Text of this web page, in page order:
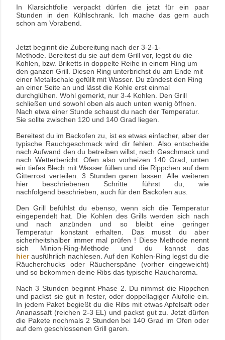
In Klarsichtfolie verpackt dürfen die jetzt für ein paar
Stunden in den Kühlschrank. Ich mache das gern auch
schon am Vorabend.
Jetzt beginnt die Zubereitung nach der 3-2-1-
Methode. Bereitest du sie auf dem Grill vor, legst du die
Kohlen, bzw. Briketts in doppelte Reihe in einem Ring um
den ganzen Grill. Diesen Ring unterbrichst du am Ende mit
einer Metallschale gefüllt mit Wasser. Du zündest den Ring
an einer Seite an und lässt die Kohle erst einmal
durchglühen. Wohl gemerkt, nur 3-4 Kohlen. Den Grill
schließen und sowohl oben als auch unten wenig öffnen.
Nach etwa einer Stunde schaust du nach der Temperatur.
Sie sollte zwischen 120 und 140 Grad liegen.
Bereitest du im Backofen zu, ist es etwas einfacher, aber der
typische Rauchgeschmack wird dir fehlen. Also entscheide
nach Aufwand den du betreiben willst, nach Geschmack und
nach Wetterbericht. Ofen also vorheizen 140 Grad, unten
ein tiefes Blech mit Wasser füllen und die Rippchen auf dem
Gitterrost verteilen. 3 Stunden garen lassen. Alle weiteren
hier beschriebenen Schritte führst du, wie
nachfolgend beschrieben, auch für den Backofen aus.
Den Grill befühlst du ebenso, wenn sich die Temperatur
eingependelt hat. Die Kohlen des Grills werden sich nach
und nach anzünden und so bleibt eine geringer
Temperatur konstanterhalten. Das musst du aber
sicherheitshalber immer mal prüfen ! Diese Methode nennt
sich Minion-Ring-Methode und du kannst das
hierausführlich nachlesen. Auf den Kohlen-Ring legst du die
Räucherchucks oder Räucherspäne (vorher eingeweicht)
und so bekommen deine Ribs das typische Raucharoma.
Nach 3 Stunden beginnt Phase 2. Du nimmst die Rippchen
und packst sie gut in fester, oder doppellagiger Alufolie ein.
In jedem Paket begießt du die Ribs mit etwas Apfelsaft oder
Ananassaft (reichen 2-3 EL) und packst gut zu. Jetzt dürfen
die Pakete nochmals 2 Stunden bei 140 Grad im Ofen oder
auf dem geschlossenen Grill garen.